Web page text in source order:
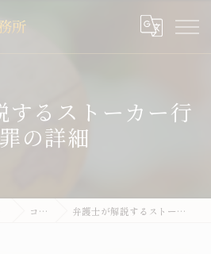
するストーカー行
の詳細
コラム 弁護士が解説するストーカー行為罪の詳細